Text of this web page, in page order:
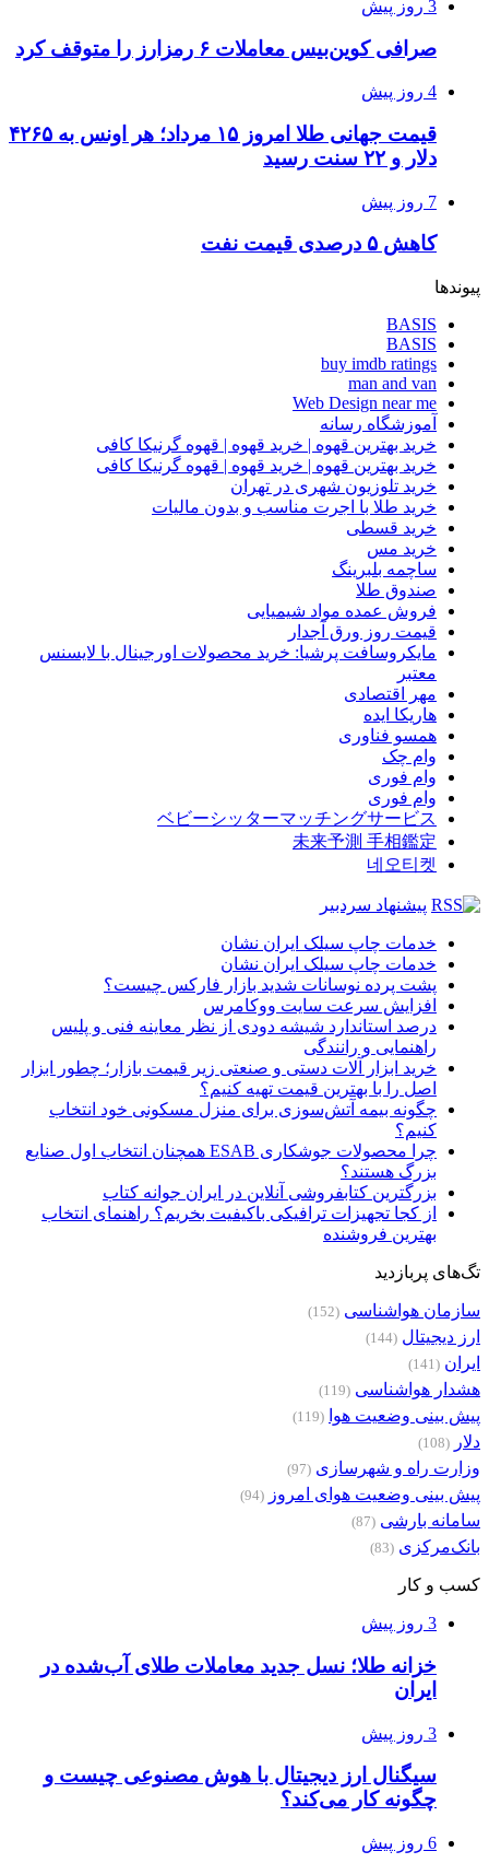
3 روز پیش
صرافی کوین‌بیس معاملات ۶ رمزارز را متوقف کرد
4 روز پیش
قیمت جهانی طلا امروز ۱۵ مرداد؛ هر اونس به ۴۲۶۵
دلار و ۲۲ سنت رسید
7 روز پیش
کاهش ۵ درصدی قیمت نفت
پیوندها
BASIS
BASIS
buy imdb ratings
man and van
Web Design near me
آموزشگاه رسانه
خرید بهترین قهوه | خرید قهوه | قهوه گرنیکا کافی
خرید بهترین قهوه | خرید قهوه | قهوه گرنیکا کافی
خرید تلوزیون شهری در تهران
خرید طلا با اجرت مناسب و بدون مالیات
خرید قسطی
خرید مس
ساچمه بلبرینگ
صندوق طلا
فروش عمده مواد شیمیایی
قیمت روز ورق آجدار
مایکروسافت پرشیا: خرید محصولات اورجینال با لایسنس
معتبر
مهر اقتصادی
هاریکا ایده
همسو فناوری
وام چک
وام فوری
وام فوری
ベビーシッターマッチングサービス
未来予測 手相鑑定
네오티켓
پیشنهاد سردبیر
خدمات چاپ سیلک ایران نشان
خدمات چاپ سیلک ایران نشان
پشت پرده نوسانات شدید بازار فارکس چیست؟
افزایش سرعت سایت ووکامرس
درصد استاندارد شیشه دودی از نظر معاینه فنی و پلیس
راهنمایی و رانندگی
خرید ابزار آلات دستی و صنعتی زیر قیمت بازار؛ چطور ابزار
اصل را با بهترین قیمت تهیه کنیم؟
چگونه بیمه آتش‌سوزی برای منزل مسکونی خود انتخاب
کنیم؟
چرا محصولات جوشکاری ESAB همچنان انتخاب اول صنایع
بزرگ هستند؟
بزرگترین کتابفروشی آنلاین در ایران جوانه کتاب
از کجا تجهیزات ترافیکی باکیفیت بخریم؟ راهنمای انتخاب
بهترین فروشنده
تگ‌های پربازدید
سازمان هواشناسی (152)
ارز دیجیتال (144)
ایران (141)
هشدار هواشناسی (119)
پیش بینی وضعیت هوا (119)
دلار (108)
وزارت راه و شهرسازی (97)
پیش بینی وضعیت هوای امروز (94)
سامانه بارشی (87)
بانک‌مرکزی (83)
کسب و کار
3 روز پیش
خزانه طلا؛ نسل جدید معاملات طلای آب‌شده در
ایران
3 روز پیش
سیگنال ارز دیجیتال با هوش مصنوعی چیست و
چگونه کار می‌کند؟
6 روز پیش